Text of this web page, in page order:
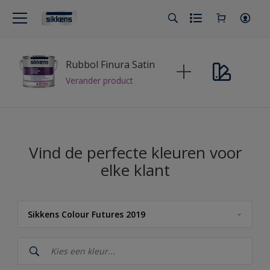
Rubbol Finura Satin
Verander product
Vind de perfecte kleuren voor
elke klant
Sikkens Colour Futures 2019
Sikkens